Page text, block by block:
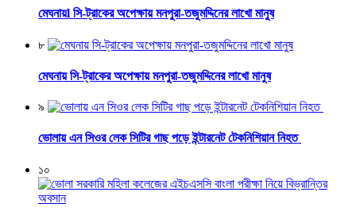
মেঘনায়l সি-ট্রাকের অপেক্ষায় মনপুরা-তজুমদ্দিনের লাখো মানুষ
৮
মেঘনায় সি-ট্রাকের অপেক্ষায় মনপুরা-তজুমদ্দিনের লাখো মানুষ
৯
ভোলায় এন সিওর লেক সিটির গাছ পড়ে ইন্টারনেট টেকনিশিয়ান নিহত
১০